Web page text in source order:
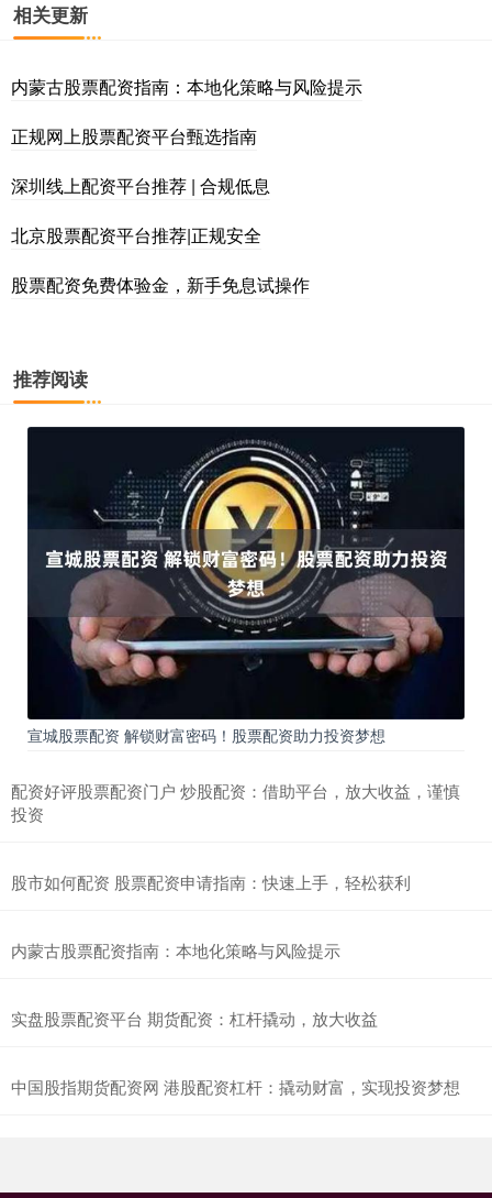
相关更新
内蒙古股票配资指南：本地化策略与风险提示
正规网上股票配资平台甄选指南
深圳线上配资平台推荐 | 合规低息
北京股票配资平台推荐|正规安全
股票配资免费体验金，新手免息试操作
推荐阅读
宣城股票配资 解锁财富密码！股票配资助力投资梦想
配资好评股票配资门户 炒股配资：借助平台，放大收益，谨慎
投资
股市如何配资 股票配资申请指南：快速上手，轻松获利
内蒙古股票配资指南：本地化策略与风险提示
实盘股票配资平台 期货配资：杠杆撬动，放大收益
中国股指期货配资网 港股配资杠杆：撬动财富，实现投资梦想